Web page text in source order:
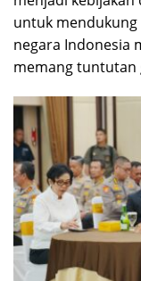
untuk
negara Indonesia
memang tuntutan